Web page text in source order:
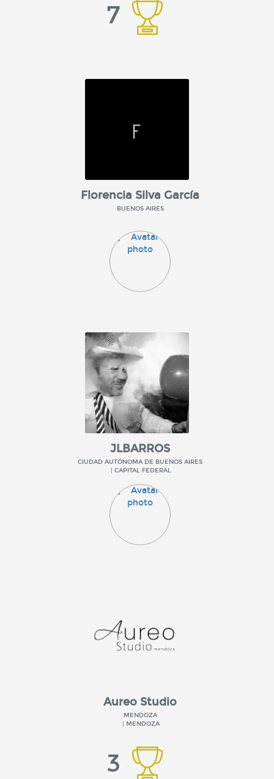
7
Florencia Silva García
BUENOS AIRES
JLBARROS
CIUDAD AUTÓNOMA DE BUENOS AIRES
| CAPITAL FEDERAL
Aureo Studio
MENDOZA
| MENDOZA
3